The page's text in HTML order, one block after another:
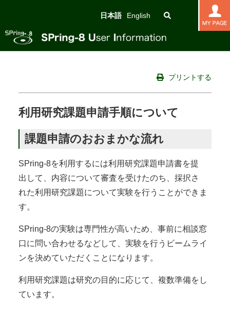
日本語 English
プリントする
利用研究課題申請手順について
課題申請のおおまかな流れ
SPring-8を利用するには利用研究課題申請書を提
出して、内容について審査を受けたのち、採択さ
れた利用研究課題について実験を行うことができま
す。
SPring-8の実験は専門性が高いため、事前に相談窓
口に問い合わせるなどして、実験を行うビームライ
ンを決めていただくことになります。
利用研究課題は研究の目的に応じて、複数準備をし
ています。